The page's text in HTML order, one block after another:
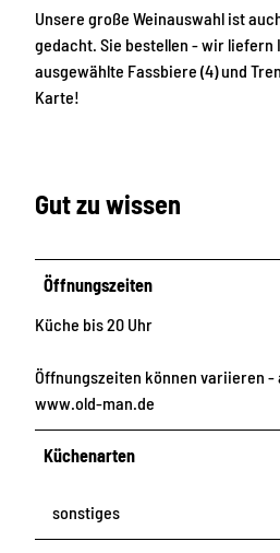
Unsere große Weinauswahl ist
gedacht. Sie bestellen - wir liefern
ausgewählte Fassbiere (4) und
Karte!
Gut zu wissen
Öffnungszeiten
Küche bis 20 Uhr
Öffnungszeiten können variieren
www.old-man.de
Küchenarten
sonstiges